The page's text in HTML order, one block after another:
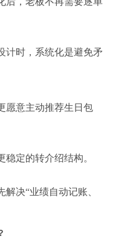
计时，系统化是避免矛
愿意主动推荐生日包
定的转介绍结构。
决“业绩自动记账、